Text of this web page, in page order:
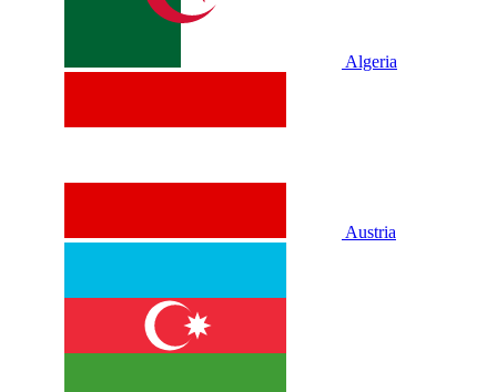
Algeria
Austria